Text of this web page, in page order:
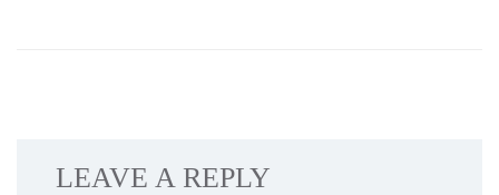
LEAVE A REPLY